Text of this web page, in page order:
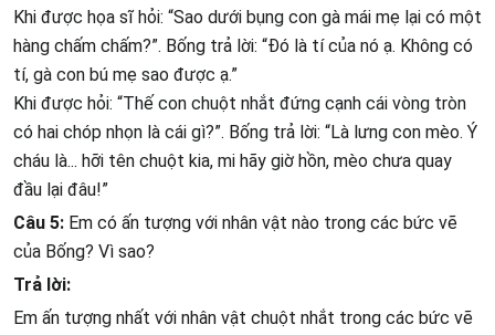
Khi được họa sĩ hỏi: “Sao dưới bụng con gà mái mẹ lại có một
hàng chấm chấm?”. Bống trả lời: “Đó là tí của nó ạ. Không có
tí, gà con bú mẹ sao được ạ.”
Khi được hỏi: “Thế con chuột nhắt đứng cạnh cái vòng tròn
có hai chóp nhọn là cái gì?”. Bống trả lời: “Là lưng con mèo. Ý
cháu là... hỡi tên chuột kia, mi hãy giờ hồn, mèo chưa quay
đầu lại đâu!”
Câu 5: Em có ấn tượng với nhân vật nào trong các bức vẽ
của Bống? Vì sao?
Trả lời:
Em ấn tượng nhất với nhân vật chuột nhắt trong các bức vẽ